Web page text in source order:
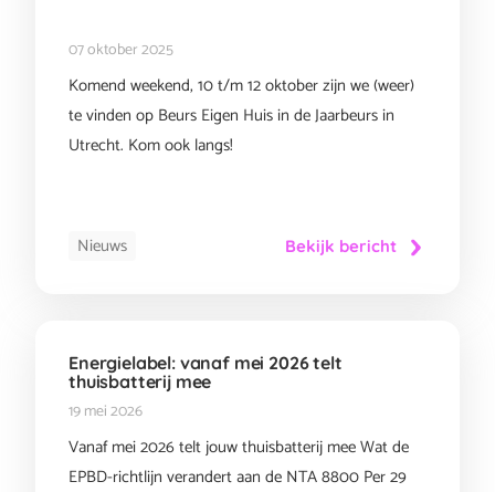
07 oktober 2025
Komend weekend, 10 t/m 12 oktober zijn we (weer)
te vinden op Beurs Eigen Huis in de Jaarbeurs in
Utrecht. Kom ook langs!
Nieuws Bekijk bericht
Energielabel: vanaf mei 2026 telt
thuisbatterij mee
19 mei 2026
Vanaf mei 2026 telt jouw thuisbatterij mee Wat de
EPBD-richtlijn verandert aan de NTA 8800 Per 29